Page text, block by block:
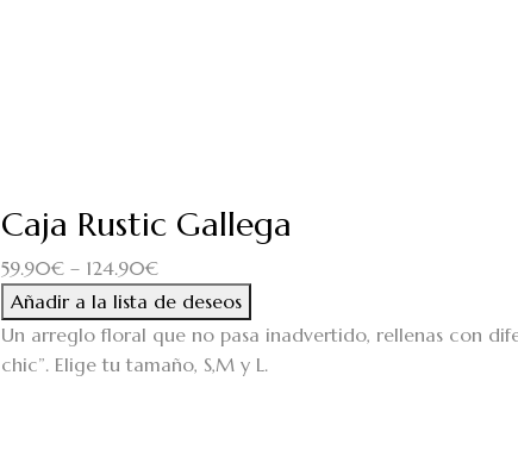
Caja Rustic Gallega
59.90€– 124.90€
Añadir a la lista de deseos
Un arreglo floral que no pasa inadvertido, rellenas con
chic”. Elige tu tamaño, S,M y L.